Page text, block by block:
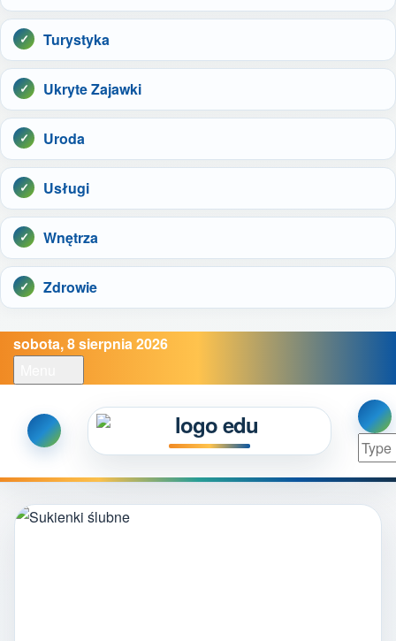
Turystyka
Ukryte Zajawki
Uroda
Usługi
Wnętrza
Zdrowie
sobota, 8 sierpnia 2026